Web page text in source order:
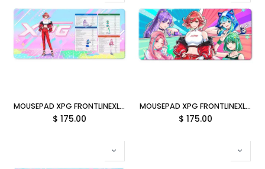
MOUSEPAD XPG FRONTLINEXL XTREME SAGA 07 MICROFIBRA 900MMX400MMX3MM FRONTLINEXL XTREMESAGA07-BKCWW SIN GARANTIA
$ 175.00
MOUSEPAD XPG FRONTLINEXL XTREME SAGA 06 MICROFIBRA 900MMX400MMX3MM FRONTLINEXL XTREMESAGA06-BKCWW SIN GARANTIA
$ 175.00